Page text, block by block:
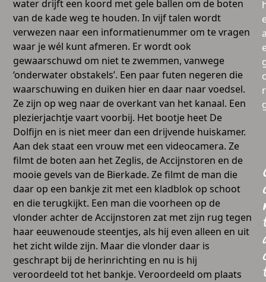
water drijft een koord met gele ballen om de boten
van de kade weg te houden. In vijf talen wordt
verwezen naar een informatienummer om te vragen
waar je wél kunt afmeren. Er wordt ook
gewaarschuwd om niet te zwemmen, vanwege
‘onderwater obstakels’. Een paar futen negeren die
waarschuwing en duiken hier en daar naar voedsel.
Ze zijn op weg naar de overkant van het kanaal. Een
plezierjachtje vaart voorbij. Het bootje heet De
Dolfijn en is niet meer dan een drijvende huiskamer.
Aan dek staat een vrouw met een videocamera. Ze
filmt de boten aan het Zeglis, de Accijnstoren en de
mooie gevels van de Bierkade. Ze filmt de man die
daar op een bankje zit met een kladblok op schoot
en die terugkijkt. Een man die voorheen op de
vlonder achter de Accijnstoren zat met zijn rug tegen
haar eeuwenoude steentjes, als hij even alleen en uit
het zicht wilde zijn. Maar die vlonder daar is
geschrapt bij de herinrichting en nu is hij
veroordeeld tot het bankje. Veroordeeld om plaats
t
t